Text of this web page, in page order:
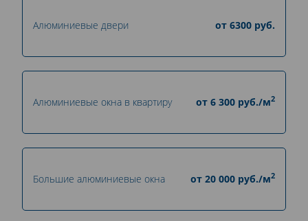
Алюминиевые двери от 6300 руб.
Алюминиевые окна в квартиру от 6 300 руб./м2
Большие алюминиевые окна от 20 000 руб./м2